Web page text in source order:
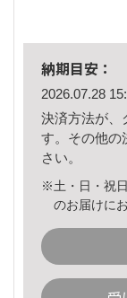
納期目安：
2026.07.28
決済方法が、
す。その他の
さい。
※土・日・祝
のお届けに